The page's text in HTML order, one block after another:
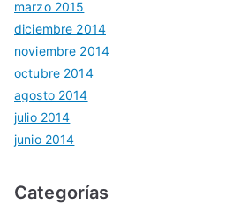
marzo 2015
diciembre 2014
noviembre 2014
octubre 2014
agosto 2014
julio 2014
junio 2014
Categorías